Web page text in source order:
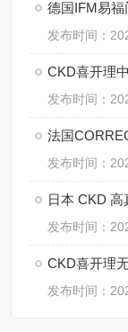
德国IFM易福
发布时间：
CKD喜开理
发布时间：
法国
发布时间：
日本 CKD
发布时间：
发布时间：